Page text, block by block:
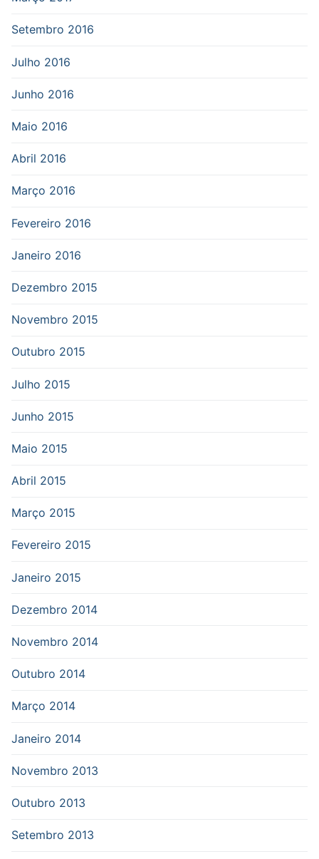
Setembro 2016
Julho 2016
Junho 2016
Maio 2016
Abril 2016
Março 2016
Fevereiro 2016
Janeiro 2016
Dezembro 2015
Novembro 2015
Outubro 2015
Julho 2015
Junho 2015
Maio 2015
Abril 2015
Março 2015
Fevereiro 2015
Janeiro 2015
Dezembro 2014
Novembro 2014
Outubro 2014
Março 2014
Janeiro 2014
Novembro 2013
Outubro 2013
Setembro 2013